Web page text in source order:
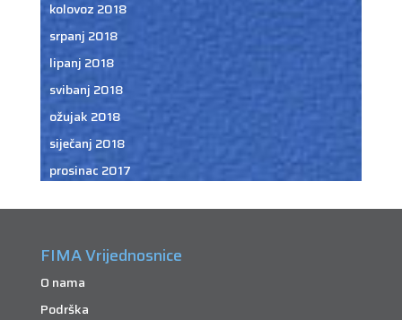
kolovoz 2018
srpanj 2018
lipanj 2018
svibanj 2018
ožujak 2018
siječanj 2018
prosinac 2017
FIMA Vrijednosnice
O nama
Podrška